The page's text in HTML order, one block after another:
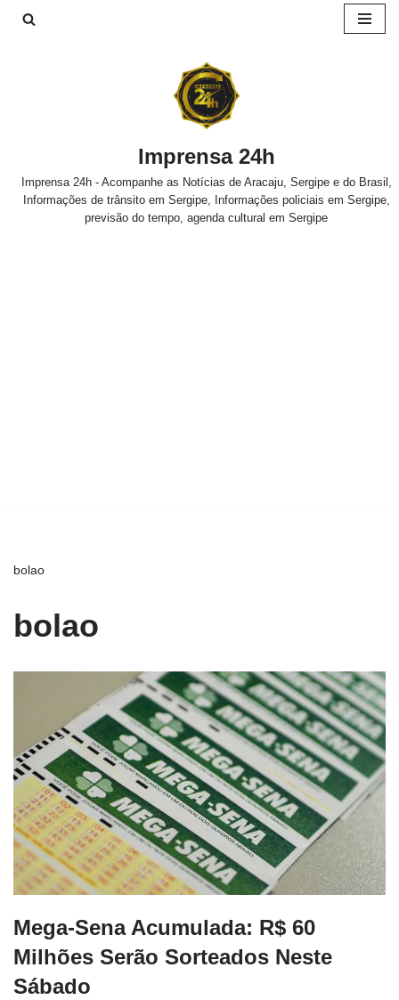
Imprensa 24h
Imprensa 24h - Acompanhe as Notícias de Aracaju, Sergipe e do Brasil,
Informações de trânsito em Sergipe, Informações policiais em Sergipe,
previsão do tempo, agenda cultural em Sergipe
bolao
bolao
Mega-Sena Acumulada: R$ 60
Milhões Serão Sorteados Neste
Sábado